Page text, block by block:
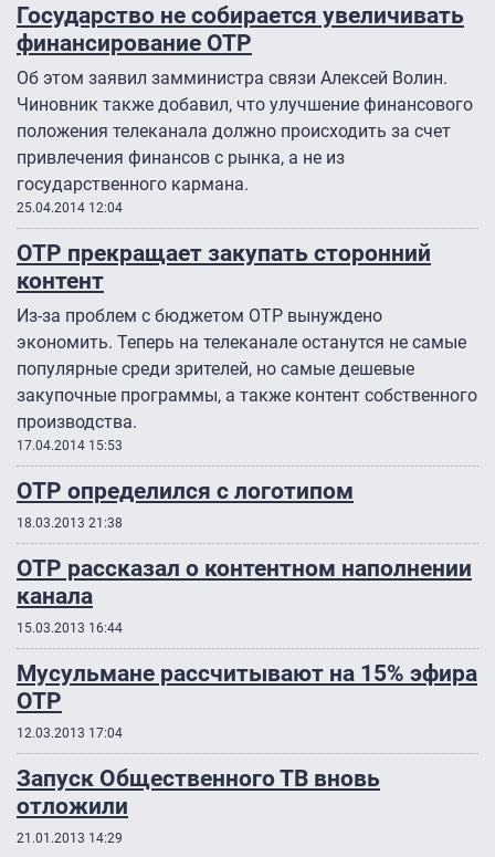
Государство не собирается увеличивать
финансирование ОТР
Об этом заявил замминистра связи Алексей Волин.
Чиновник также добавил, что улучшение финансового
положения телеканала должно происходить за счет
привлечения финансов с рынка, а не из
государственного кармана.
25.04.2014 12:04
ОТР прекращает закупать сторонний
контент
Из-за проблем с бюджетом ОТР вынуждено
экономить. Теперь на телеканале останутся не самые
популярные среди зрителей, но самые дешевые
закупочные программы, а также контент собственного
производства.
17.04.2014 15:53
ОТР определился с логотипом
18.03.2013 21:38
ОТР рассказал о контентном наполнении
канала
15.03.2013 16:44
Мусульмане рассчитывают на 15% эфира
ОТР
12.03.2013 17:04
Запуск Общественного ТВ вновь
отложили
21.01.2013 14:29